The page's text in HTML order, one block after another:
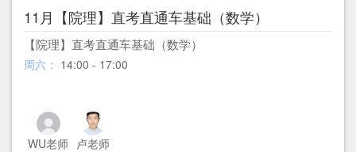
11月【院理】直考直通车基础（数学）
【院理】直考直通车基础（数学）
周六： 14:00 - 17:00
WU老师 卢老师